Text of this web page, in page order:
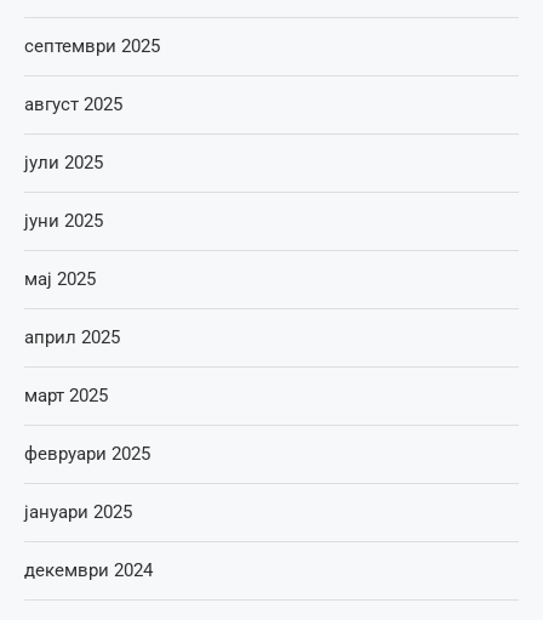
септември 2025
август 2025
јули 2025
јуни 2025
мај 2025
април 2025
март 2025
февруари 2025
јануари 2025
декември 2024